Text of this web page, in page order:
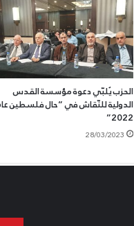
الحزب يُلبّي دعوة مؤسسة القدس
الدولية للنّقاش في “حال فلسطين
2022”
28/03/2023